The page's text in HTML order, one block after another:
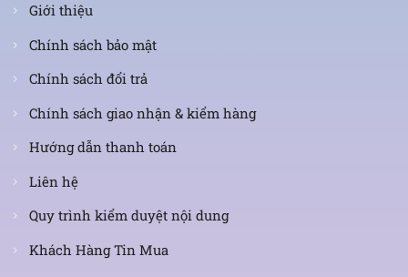
Giới thiệu
Chính sách bảo mật
Chính sách đổi trả
Chính sách giao nhận & kiểm hàng
Hướng dẫn thanh toán
Liên hệ
Quy trình kiểm duyệt nội dung
Khách Hàng Tin Mua